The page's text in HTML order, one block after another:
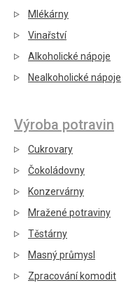
Mlékárny
Vinařství
Alkoholické nápoje
Nealkoholické nápoje
Výroba potravin
Cukrovary
Čokoládovny
Konzervárny
Mražené potraviny
Těstárny
Masný průmysl
Zpracování komodit